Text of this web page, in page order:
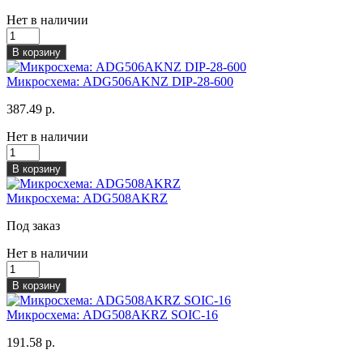
Нет в наличии
В корзину
Микросхема: ADG506AKNZ DIP-28-600
387.49 р.
Нет в наличии
В корзину
Микросхема: ADG508AKRZ
Под заказ
Нет в наличии
В корзину
Микросхема: ADG508AKRZ SOIC-16
191.58 р.